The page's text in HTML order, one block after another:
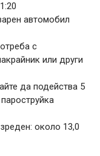
автомобил
с
или други
да подейства 5
около 13,0